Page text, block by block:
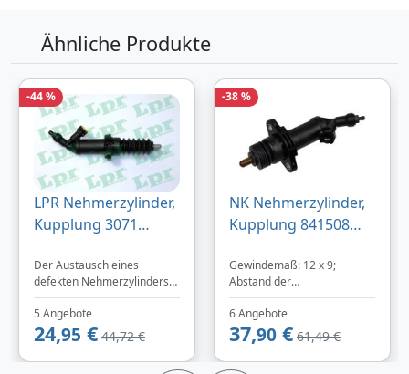
Produktinformationen des Anbieters
32,39€
inklusive Mehrwertsteuer
Versandkostenfrei
Verkauf und Versand durch
Bezahlarten
Ähnliche Produkte
-44 %
LPR Nehmerzylinder,
Kupplung 3071
6785964
21526775872
21526785964
Der Austausch eines
defekten Nehmerzylinders
behebt Flüssigkeitsverlust
am Getriebe und beseitigt
ein schwammiges
Kupplungspedalgefühl. Der
Nehmerzylinder empfängt
5 Angebote
24,95 € 44,72 €
-38 %
NK Nehmerzylinder,
Kupplung 841508
für BMW
21526756456
21526785964
21526775872
Gewindemaß: 12 x 9;
Abstand der
Befestigungsbohrungen
[mm]: 60; Material:
Kunststoff;
Herstellereinschränkung:
FTE; Durchmesser: 22,2;
6 Angebote
37,90 € 61,49 €